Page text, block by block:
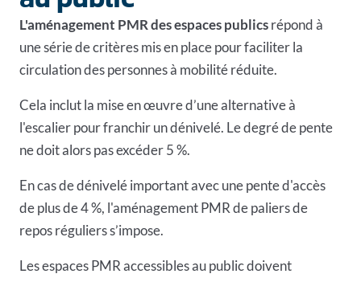
L'aménagement PMR des espaces publicsrépond à
une série de critères mis en place pour faciliter la
circulation des personnes à mobilité réduite.
Cela inclut la mise en œuvre d’une alternative à
l'escalier pour franchir un dénivelé. Le degré de pente
ne doit alors pas excéder 5 %.
En cas de dénivelé important avec une pente d'accès
de plus de 4 %, l'aménagement PMR de paliers de
repos réguliers s’impose.
Les espaces PMR accessibles au public doivent